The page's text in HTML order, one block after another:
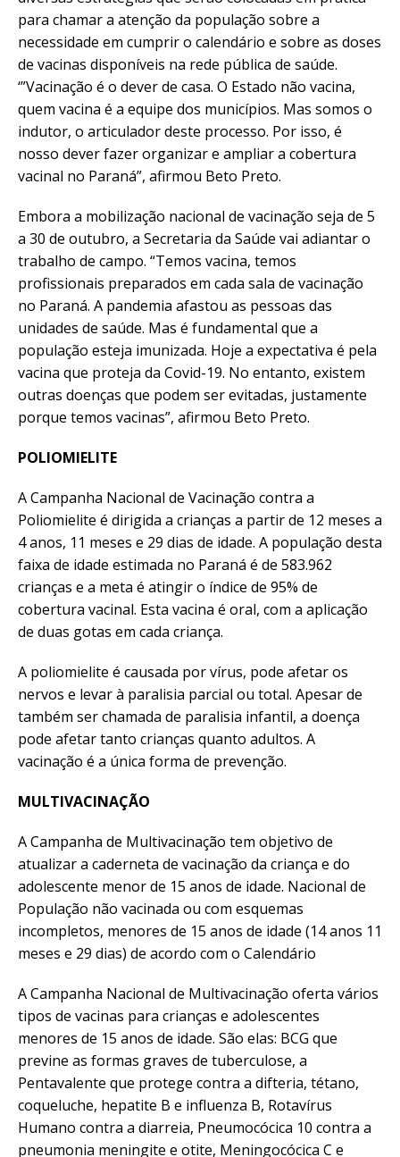
para chamar a atenção da população sobre a
necessidade em cumprir o calendário e sobre as doses
de vacinas disponíveis na rede pública de saúde.
‘”Vacinação é o dever de casa. O Estado não vacina,
quem vacina é a equipe dos municípios. Mas somos o
indutor, o articulador deste processo. Por isso, é
nosso dever fazer organizar e ampliar a cobertura
vacinal no Paraná”, afirmou Beto Preto.
Embora a mobilização nacional de vacinação seja de 5
a 30 de outubro, a Secretaria da Saúde vai adiantar o
trabalho de campo. “Temos vacina, temos
profissionais preparados em cada sala de vacinação
no Paraná. A pandemia afastou as pessoas das
unidades de saúde. Mas é fundamental que a
população esteja imunizada. Hoje a expectativa é pela
vacina que proteja da Covid-19. No entanto, existem
outras doenças que podem ser evitadas, justamente
porque temos vacinas”, afirmou Beto Preto.
POLIOMIELITE
A Campanha Nacional de Vacinação contra a
Poliomielite é dirigida a crianças a partir de 12 meses a
4 anos, 11 meses e 29 dias de idade. A população desta
faixa de idade estimada no Paraná é de 583.962
crianças e a meta é atingir o índice de 95% de
cobertura vacinal. Esta vacina é oral, com a aplicação
de duas gotas em cada criança.
A poliomielite é causada por vírus, pode afetar os
nervos e levar à paralisia parcial ou total. Apesar de
também ser chamada de paralisia infantil, a doença
pode afetar tanto crianças quanto adultos. A
vacinação é a única forma de prevenção.
MULTIVACINAÇÃO
A Campanha de Multivacinação tem objetivo de
atualizar a caderneta de vacinação da criança e do
adolescente menor de 15 anos de idade. Nacional de
População não vacinada ou com esquemas
incompletos, menores de 15 anos de idade (14 anos 11
meses e 29 dias) de acordo com o Calendário
A Campanha Nacional de Multivacinação oferta vários
tipos de vacinas para crianças e adolescentes
menores de 15 anos de idade. São elas: BCG que
previne as formas graves de tuberculose, a
Pentavalente que protege contra a difteria, tétano,
coqueluche, hepatite B e influenza B, Rotavírus
Humano contra a diarreia, Pneumocócica 10 contra a
pneumonia meningite e otite, Meningocócica C e